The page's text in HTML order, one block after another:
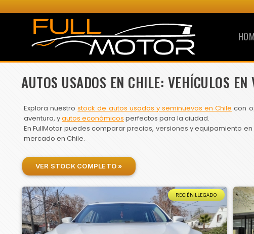
AUTOS USADOS EN CHILE: VEHÍCULOS EN
Explora nuestrostock de autos usados y seminuevos en Chile con
aventura, yautos económicos perfectos para la ciudad.
En FullMotor puedes comparar precios, versiones y equipamiento
mercado en Chile.
VER STOCK COMPLETO »
RECIÉN LLEGADO